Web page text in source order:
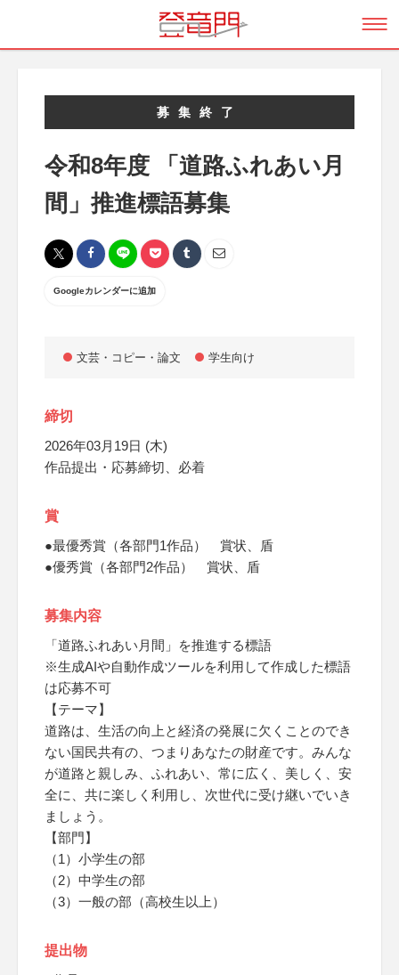
募集終了
令和8年度 「道路ふれあい月
間」推進標語募集
Googleカレンダーに追加
文芸・コピー・論文 学生向け
締切
2026年03月19日 (木)
作品提出・応募締切、必着
賞
●最優秀賞（各部門1作品） 賞状、盾
●優秀賞（各部門2作品） 賞状、盾
募集内容
「道路ふれあい月間」を推進する標語
※生成AIや自動作成ツールを利用して作成した標語
は応募不可
【テーマ】
道路は、生活の向上と経済の発展に欠くことのでき
ない国民共有の、つまりあなたの財産です。みんな
が道路と親しみ、ふれあい、常に広く、美しく、安
全に、共に楽しく利用し、次世代に受け継いでいき
ましょう。
【部門】
（1）小学生の部
（2）中学生の部
（3）一般の部（高校生以上）
提出物